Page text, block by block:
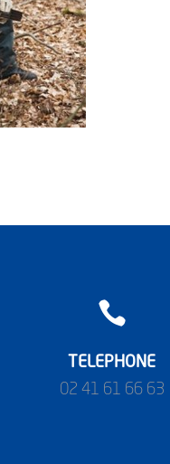

TELEPHONE
02 41 61 66 63